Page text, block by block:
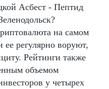
Асбест - Пептид
на самом
ее регулярно воруют,
Рейтинги также
объемом
у четырех